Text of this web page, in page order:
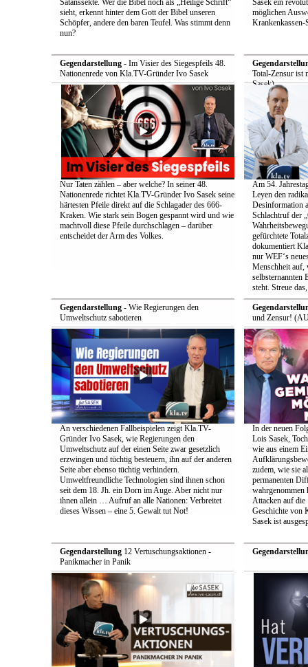
Satanssekte. Wer die Bibel noch als „Heilige Schrift“
sieht, erkennt hinter dem Gott der Bibel unseren
Schöpfer, andere den baren Teufel. Was stimmt denn
nun?
Sasek ein
möglichen
Krankenkassen-
Gegendarstellung- Im Visier des Siegespfeils 48.
Nationenrede von Kla.TV-Gründer Ivo Sasek
Nur Taten zählen – aber welche? In seiner 48.
Nationenrede richtet Kla.TV-Gründer Ivo Sasek seine
härtesten Pfeile direkt auf die Schlagader des 666-
Kraken. Wie stark sein Bogen gespannt wird und wie
machtvoll diese Pfeile durchschlagen – darüber
entscheidet der Arm des Volkes.
Total-Zensur ist
Sasek)
Am 54.
Leyen den
Desinformation
Schlachtruf der
gefürchtete
dokumentiert
nur WEF‘s
Menschheit auf,
selbsternannten
steht. Streue
Gegendarstellung- Wie Regierungen den
Umweltschutz sabotieren
An verschiedenen Fallbeispielen zeigt Kla.TV-
Gründer Ivo Sasek, wie Regierungen den
Umweltschutz auf der einen Seite zwar gesetzlich
erzwingen und tüchtig besteuern, ihn auf der anderen
Seite aber ebenso tüchtig verhindern.
Umweltfreundliche Technologien sind ihnen schon
seit dem 18. Jh. ein Dorn im Auge. Aber nicht nur
ihnen allein … Aufruf an alle Nationen: Verbreitet
dieses Wissen – eine 5. Gewalt tut Not!
und Zensur!
In der neuen
Lois Sasek,
wie aus einem
zudem, wie sie
permanenten
wahrgenommen
Attacken auf
Geschichte von
Sasek ist
Gegendarstellung12 Vertuschungsaktionen -
Panikmacher in Panik